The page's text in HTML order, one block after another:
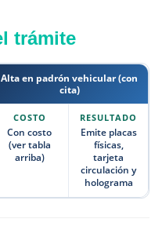
trámite
Alta en padrón vehicular (con
cita)
Con costo
(ver tabla
arriba)
Emite placas
físicas,
tarjeta
circulación y
holograma